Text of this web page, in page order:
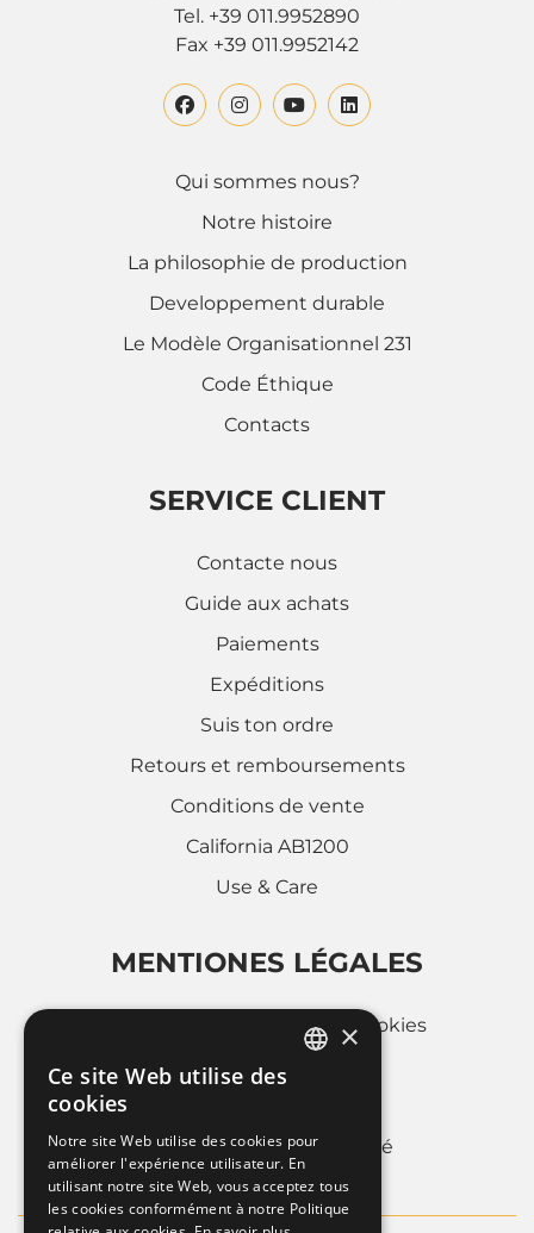
Tel. +39 011.9952890
Fax +39 011.9952142
Qui sommes nous?
Notre histoire
La philosophie de production
Developpement durable
Le Modèle Organisationnel 231
Code Éthique
Contacts
SERVICE CLIENT
Contacte nous
Guide aux achats
Paiements
Expéditions
Suis ton ordre
Retours et remboursements
Conditions de vente
California AB1200
Use & Care
MENTIONES LÉGALES
Politique d'utilisation des cookies
Privacy Policy
Informations sur la societé
×
Ce site Web utilise des
cookies
Notre site Web utilise des cookies pour
améliorer l'expérience utilisateur. En
utilisant notre site Web, vous acceptez tous
les cookies conformément à notre Politique